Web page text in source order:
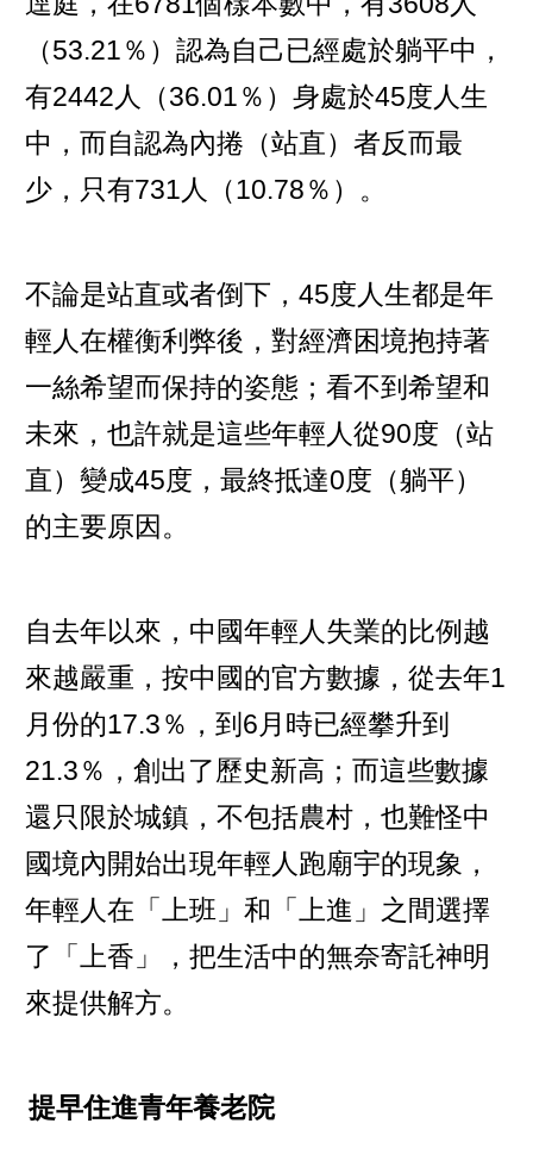
（53.21％）認為自己已經處於躺平中，
有2442人（36.01％）身處於45度人生
中，而自認為內捲（站直）者反而最
少，只有731人（10.78％）。
不論是站直或者倒下，45度人生都是年
輕人在權衡利弊後，對經濟困境抱持著
一絲希望而保持的姿態；看不到希望和
未來，也許就是這些年輕人從90度（站
直）變成45度，最終抵達0度（躺平）
的主要原因。
自去年以來，中國年輕人失業的比例越
來越嚴重，按中國的官方數據，從去年1
月份的17.3％，到6月時已經攀升到
21.3％，創出了歷史新高；而這些數據
還只限於城鎮，不包括農村，也難怪中
國境內開始出現年輕人跑廟宇的現象，
年輕人在「上班」和「上進」之間選擇
了「上香」，把生活中的無奈寄託神明
來提供解方。
提早住進青年養老院